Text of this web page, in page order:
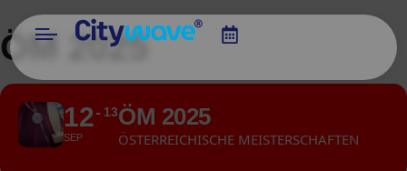
ÖM 2025
12
SEP
13ÖM 2025
ÖSTERREICHISCHE MEISTERSCHAFTEN